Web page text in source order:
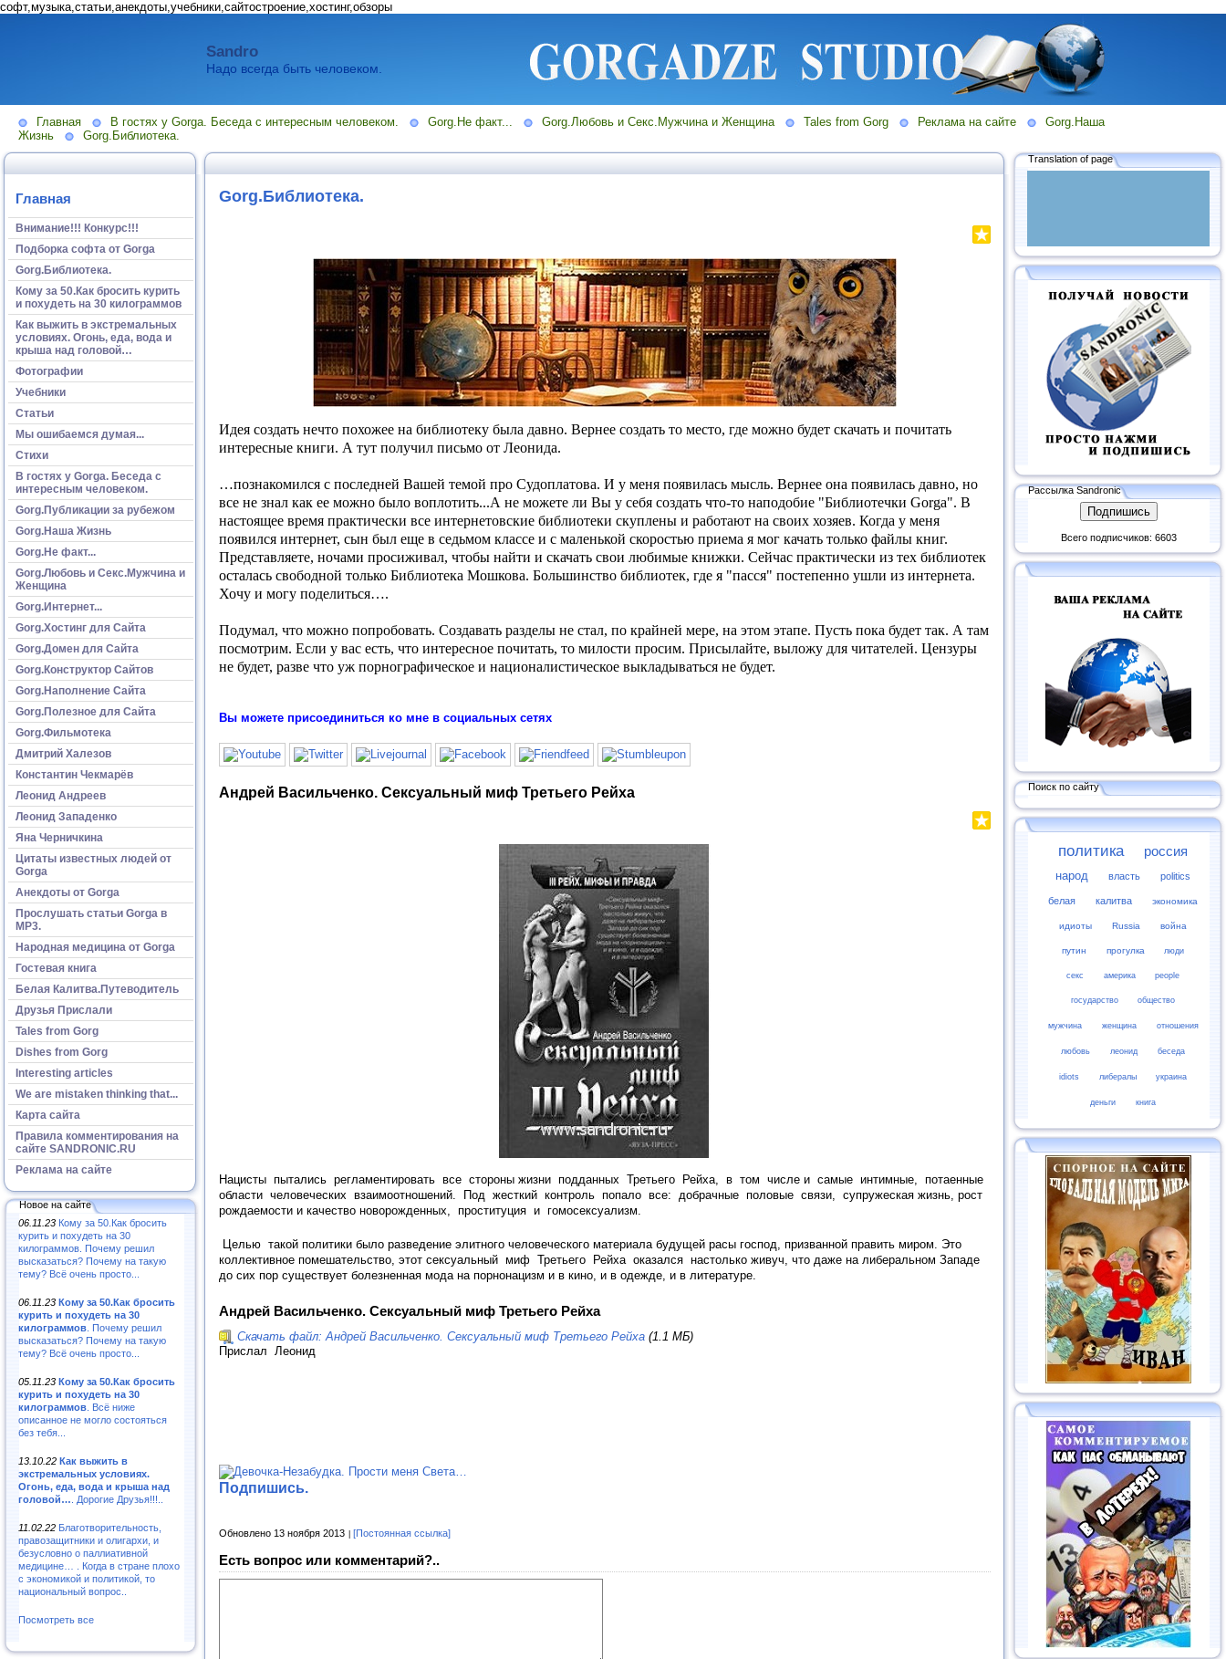
софт,музыка,статьи,анекдоты,учебники,сайтостроение,хостинг,обзоры
Sandro
Надо всегда быть человеком.
Главная В гостях у Gorga. Беседа с интересным человеком. Gorg.Не факт... Gorg.Любовь и Секс.Мужчина и Женщина Tales from Gorg Реклама на сайте
Gorg.Наша
Жизнь
Gorg.Библиотека.
Главная
Внимание!!! Конкурс!!!
Подборка софта от Gorga
Gorg.Библиотека.
Кому за 50.Как бросить курить
и похудеть на 30 килограммов
Как выжить в экстремальных
условиях. Огонь, еда, вода и
крыша над головой…
Фотографии
Учебники
Статьи
Мы ошибаемся думая...
Стихи
В гостях у Gorga. Беседа с
интересным человеком.
Gorg.Публикации за рубежом
Gorg.Наша Жизнь
Gorg.Не факт...
Gorg.Любовь и Секс.Мужчина и
Женщина
Gorg.Интернет...
Gorg.Хостинг для Сайта
Gorg.Домен для Сайта
Gorg.Конструктор Сайтов
Gorg.Наполнение Сайта
Gorg.Полезное для Сайта
Gorg.Фильмотека
Дмитрий Халезов
Константин Чекмарёв
Леонид Андреев
Леонид Западенко
Яна Черничкина
Цитаты известных людей от
Gorga
Анекдоты от Gorga
Прослушать статьи Gorga в
МР3.
Народная медицина от Gorga
Гостевая книга
Белая Калитва.Путеводитель
Друзья Прислали
Tales from Gorg
Dishes from Gorg
Interesting articles
We are mistaken thinking that...
Карта сайта
Правила комментирования на
сайте SANDRONIC.RU
Реклама на сайте
Новое на сайте
06.11.23 Кому за 50.Как бросить
курить и похудеть на 30
килограммов. Почему решил
высказаться? Почему на такую
тему? Всё очень просто...
06.11.23 Кому за 50.Как бросить
курить и похудеть на 30
килограммов . Почему решил
высказаться? Почему на такую
тему? Всё очень просто...
05.11.23 Кому за 50.Как бросить
курить и похудеть на 30
килограммов . Всё ниже
описанное не могло состояться
без тебя...
13.10.22 Как выжить в
экстремальных условиях.
Огонь, еда, вода и крыша над
головой… . Дорогие Друзья!!!..
11.02.22 Благотворительность,
правозащитники и олигархи, и
безусловно о паллиативной
медицине… . Когда в стране плохо
с экономикой и политикой, то
национальный вопрос..
Посмотреть все
Gorg.Библиотека.
Идея создать нечто похожее на библиотеку была давно. Вернее создать то место, где можно будет скачать и почитать
интересные книги. А тут получил письмо от Леонида.
…познакомился с последней Вашей темой про Судоплатова. И у меня появилась мысль. Вернее она появилась давно, но
все не знал как ее можно было воплотить...А не можете ли Вы у себя создать что-то наподобие "Библиотечки Gorga". В
настоящее время практически все интернетовские библиотеки скуплены и работают на своих хозяев. Когда у меня
появился интернет, сын был еще в седьмом классе и с маленькой скоростью приема я мог качать только файлы книг.
Представляете, ночами просиживал, чтобы найти и скачать свои любимые книжки. Сейчас практически из тех библиотек
осталась свободной только Библиотека Мошкова. Большинство библиотек, где я "пасся" постепенно ушли из интернета.
Хочу и могу поделиться….
Подумал, что можно попробовать. Создавать разделы не стал, по крайней мере, на этом этапе. Пусть пока будет так. А там
посмотрим. Если у вас есть, что интересное почитать, то милости просим. Присылайте, выложу для читателей. Цензуры
не будет, разве что уж порнографическое и националистическое выкладываться не будет.
Вы можете присоединиться ко мне в социальных сетях
Андрей Васильченко. Сексуальный миф Третьего Рейха
Нацисты пытались регламентировать все стороны жизни подданных Третьего Рейха, в том числе и самые интимные, потаенные
области человеческих взаимоотношений. Под жесткий контроль попало все: добрачные половые связи, супружеская жизнь, рост
рождаемости и качество новорожденных, проституция и гомосексуализм.
Целью такой политики было разведение элитного человеческого материала будущей расы господ, призванной править миром. Это
коллективное помешательство, этот сексуальный миф Третьего Рейха оказался настолько живуч, что даже на либеральном Западе
до сих пор существует болезненная мода на порнонацизм и в кино, и в одежде, и в литературе.
Андрей Васильченко. Сексуальный миф Третьего Рейха
Скачать файл: Андрей Васильченко. Сексуальный миф Третьего Рейха (1.1 МБ)
Прислал Леонид
Подпишись.
Обновлено 13 ноября 2013 [Постоянная ссылка]
Есть вопрос или комментарий?..
Translation of page
Рассылка Sandronic
Всего подписчиков: 6603
Поиск по сайту
политика россия
народ власть politics
белая калитва экономика
идиоты Russia война
путин прогулка люди
секс америка people
государство общество
мужчина женщина отношения
любовь леонид беседа
idiots либералы украина
деньги книга